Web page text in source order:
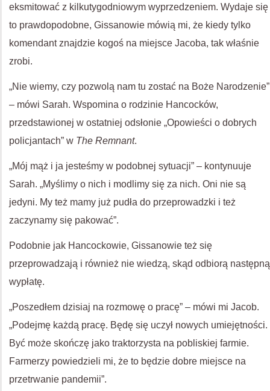
eksmitować z kilkutygodniowym wyprzedzeniem. Wydaje się
to prawdopodobne, Gissanowie mówią mi, że kiedy tylko
komendant znajdzie kogoś na miejsce Jacoba, tak właśnie
zrobi.
„Nie wiemy, czy pozwolą nam tu zostać na Boże Narodzenie”
– mówi Sarah. Wspomina o rodzinie Hancocków,
przedstawionej w ostatniej odsłonie „Opowieści o dobrych
policjantach” w The Remnant.
„Mój mąż i ja jesteśmy w podobnej sytuacji” – kontynuuje
Sarah. „Myślimy o nich i modlimy się za nich. Oni nie są
jedyni. My też mamy już pudła do przeprowadzki i też
zaczynamy się pakować”.
Podobnie jak Hancockowie, Gissanowie też się
przeprowadzają i również nie wiedzą, skąd odbiorą następną
wypłatę.
„Poszedłem dzisiaj na rozmowę o pracę” – mówi mi Jacob.
„Podejmę każdą pracę. Będę się uczył nowych umiejętności.
Być może skończę jako traktorzysta na pobliskiej farmie.
Farmerzy powiedzieli mi, że to będzie dobre miejsce na
przetrwanie pandemii”.